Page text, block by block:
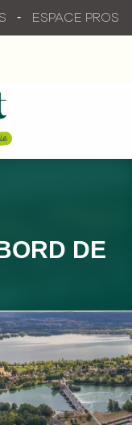
ESPACE PROS
DE